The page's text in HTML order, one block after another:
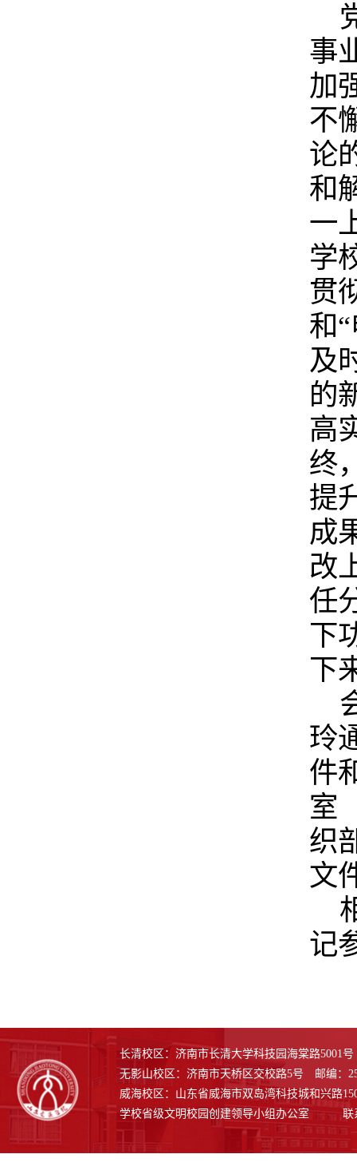
事
加
不
论
和
一
学
贯
和
及
的
高
终
提
成
改
任
下
下
玲
件
室
织
文
记
长清校区：济南市长清大学科技园海棠路5001号
无影山校区：济南市天桥区交校路5号 邮编：
威海校区：山东省威海市双岛湾科技城和兴路
学校省级文明校园创建领导小组办公室 联系